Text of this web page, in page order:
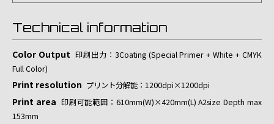
Technical information
Color Output 印刷出力：3Coating (Special Primer + White + CMYK
Full Color)
Print resolution プリント分解能：1200dpi×1200dpi
Print area 印刷可能範囲：610mm(W)×420mm(L) A2size Depth max
153mm